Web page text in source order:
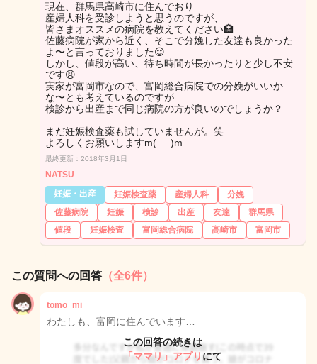
現在、群馬県高崎市に住んでおり
産婦人科を受診しようと思うのですが、
皆さまオススメの病院を教えてください🏥
佐藤病院が家から近く、そこで分娩した友達も良かった
よ〜と言っておりました😌
しかし、値段が高い、待ち時間が長かったりと少し不安
です😣
実家が富岡市なので、富岡総合病院での分娩がいいか
な〜とも考えているのですが
検診から出産まで同じ病院の方が良いのでしょうか？
まだ妊娠検査薬も試していませんが。笑
よろしくお願いしますm(_ _)m
最終更新：2018年3月1日
NATSU
妊娠・出産
妊娠検査薬 産婦人科
分娩
佐藤病院
妊娠 検診 出産 友達
群馬県
値段
妊娠検査 富岡総合病院 高崎市 富岡市
この質問への回答 （全6件）
tomo_mi
わたしも、富岡に住んでいます…
この回答の続きは
「ママリ」アプリ にて